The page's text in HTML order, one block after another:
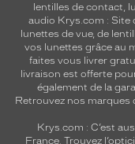
lentilles de contact
audio Krys.com : Site
lunettes de vue, de
vos lunettes grâce au
faites vous livrer
livraison est offerte
également de la
Retrouvez nos marques
Krys.com : C’est
France. Trouvez